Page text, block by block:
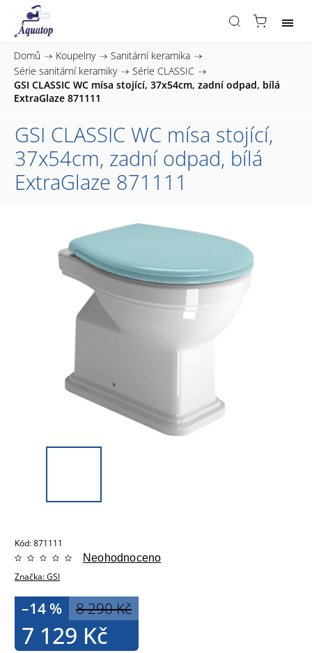
Domů / Koupelny / Sanitární keramika /
Série sanitární keramiky / Série CLASSIC /
GSI CLASSIC WC mísa stojící, 37x54cm, zadní odpad, bílá
ExtraGlaze 871111
GSI CLASSIC WC mísa stojící,
37x54cm, zadní odpad, bílá
ExtraGlaze 871111
Kód:871111
Značka:GSI
Neohodnoceno
8 290 Kč
–14 %
7 129 Kč